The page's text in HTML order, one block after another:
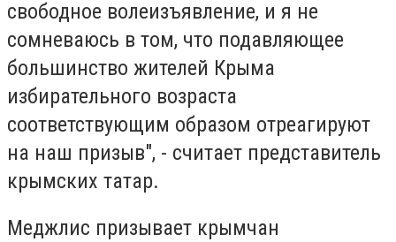
свободное волеизъявление, и я не
сомневаюсь в том, что подавляющее
большинство жителей Крыма
избирательного возраста
соответствующим образом отреагируют
на наш призыв", - считает представитель
крымских татар.
Меджлис призывает крымчан